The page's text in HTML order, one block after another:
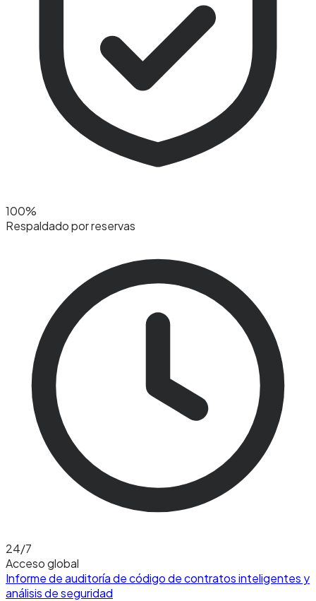
100%
Respaldado por reservas
24/7
Acceso global
Informe de auditoría de código de contratos inteligentes y
análisis de seguridad